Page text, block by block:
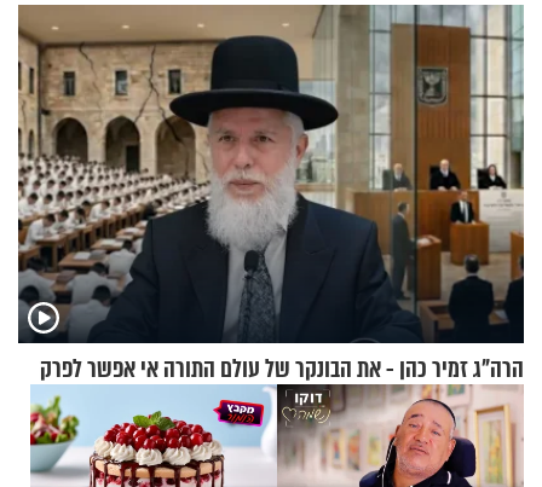
הרה"ג זמיר כהן - את הבונקר של עולם התורה אי אפשר לפרק